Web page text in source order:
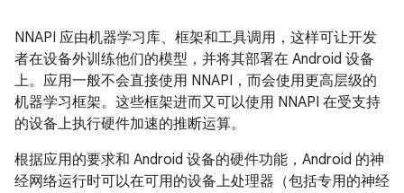
NNAPI 应由机器学习库、框架和工具调用，这样可让开发
者在设备外训练他们的模型，并将其部署在 Android 设备
上。应用一般不会直接使用 NNAPI，而会使用更高层级的
机器学习框架。这些框架进而又可以使用 NNAPI 在受支持
的设备上执行硬件加速的推断运算。
根据应用的要求和 Android 设备的硬件功能，Android 的神
经网络运行时可以在可用的设备上处理器（包括专用的神经